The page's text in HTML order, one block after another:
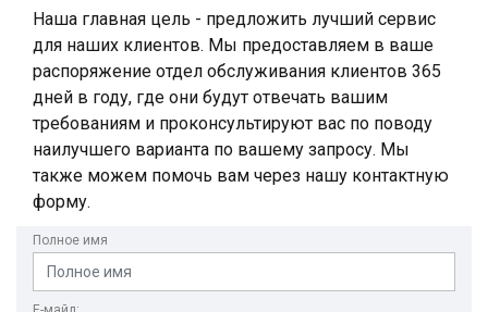
Наша главная цель - предложить лучший сервис
для наших клиентов. Мы предоставляем в ваше
распоряжение отдел обслуживания клиентов 365
дней в году, где они будут отвечать вашим
требованиям и проконсультируют вас по поводу
наилучшего варианта по вашему запросу. Мы
также можем помочь вам через нашу контактную
форму.
Полное имя